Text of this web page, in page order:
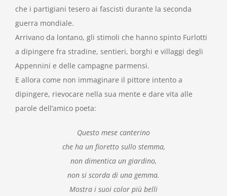
che i partigiani tesero ai fascisti durante la seconda
guerra mondiale.
Arrivano da lontano, gli stimoli che hanno spinto Furlotti
a dipingere fra stradine, sentieri, borghi e villaggi degli
Appennini e delle campagne parmensi.
E allora come non immaginare il pittore intento a
dipingere, rievocare nella sua mente e dare vita alle
parole dell’amico poeta:
Questo mese canterino
che ha un fioretto sullo stemma,
non dimentica un giardino,
non si scorda di una gemma.
Mostra i suoi color più belli